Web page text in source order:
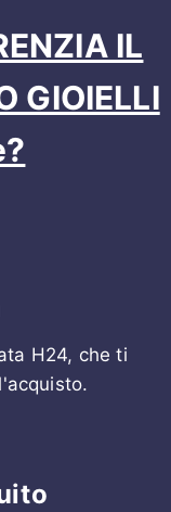
IL
GIOIELLI
H24, che ti